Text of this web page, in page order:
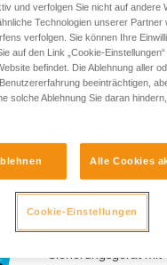
Profi, ob Sie in der Lage
alleine sicher zu
eigenständig durchführen.
Beispiele für die mit
Techniken.
Techniken, die hier
werden.
GRIGRI®
Sicherungsgerät mit
und verfolgen Sie nicht auf andere
Technologien unserer Partner
verfolgen. Sie können Ihre
auf den Link „Cookie-
befindet. Die Ablehnung aller
beeinträchtigen,
solche Ablehnung Sie daran
Alle Cookies
Cookie-Einstellungen